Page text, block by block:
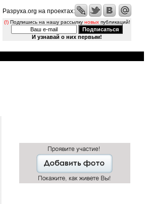
Разруха.org на проектах:
(!)Подпишись на нашу рассылку новыхпубликаций!
И узнавай о них первым!